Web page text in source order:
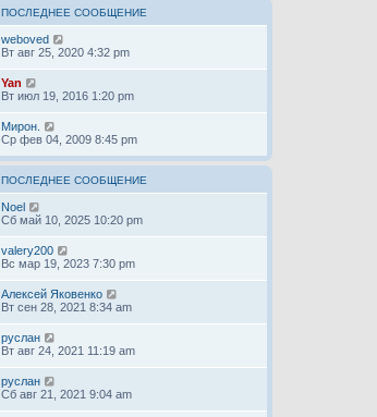
ПОСЛЕДНЕЕ СООБЩЕНИЕ
weboved
Вт авг 25, 2020 4:32 pm
Yan
Вт июл 19, 2016 1:20 pm
Мирон.
Ср фев 04, 2009 8:45 pm
ПОСЛЕДНЕЕ СООБЩЕНИЕ
Noel
Сб май 10, 2025 10:20 pm
valery200
Вс мар 19, 2023 7:30 pm
Алексей Яковенко
Вт сен 28, 2021 8:34 am
руслан
Вт авг 24, 2021 11:19 am
руслан
Сб авг 21, 2021 9:04 am